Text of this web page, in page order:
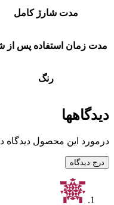
مدت شارژ کامل
مدت زمان استفاده پس از
رنگ
دیدگاهها
درمورد این محصول دیدگاه
درج دیدگاه